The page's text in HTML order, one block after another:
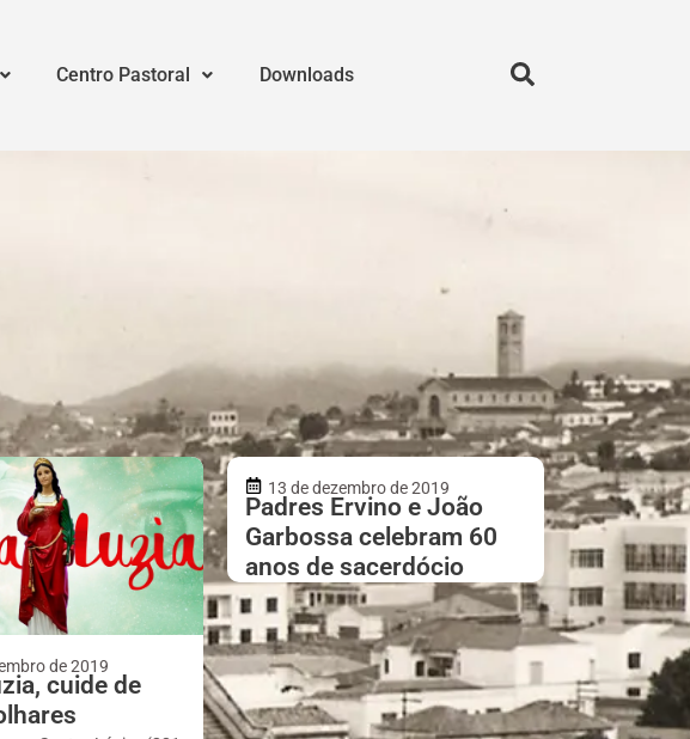
Centro Pastoral Downloads
de 2019
cuide de
13 de dezembro de 2019
Padres Ervino e João
Garbossa celebram 60
anos de sacerdócio